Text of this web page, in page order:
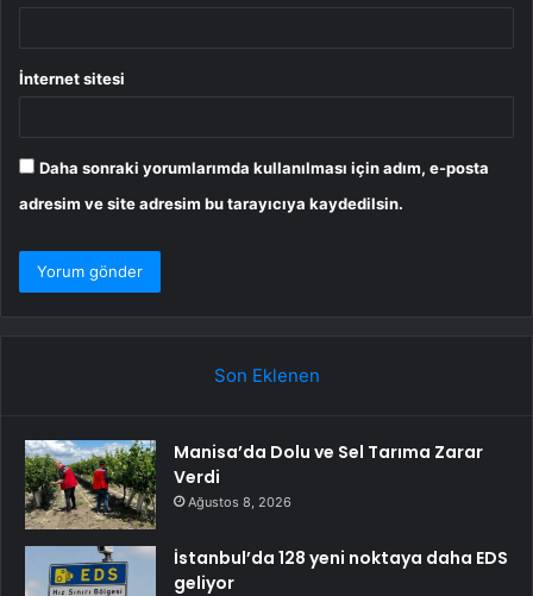
İnternet sitesi
Daha sonraki yorumlarımda kullanılması için adım, e-posta
adresim ve site adresim bu tarayıcıya kaydedilsin.
Son Eklenen
Manisa’da Dolu ve Sel Tarıma Zarar
Verdi
Ağustos 8, 2026
İstanbul’da 128 yeni noktaya daha EDS
geliyor